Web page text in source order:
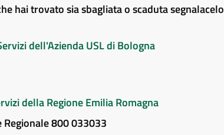
hai trovato sia sbagliata o scaduta segnalacelo
dell'Azienda USL di Bologna
della Regione Emilia Romagna
Regionale 800 033033